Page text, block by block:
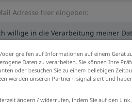
willige in die Verarbeitung meiner
ein.
Forstwirt:in (w/m/d)
greifen auf Informationen auf einem Gerät
Daten zu verarbeiten. Sie können Ihre
oder besuchen Sie zu einem beliebigen
werden unseren Partnern signalisiert und
ändern / widerrufen, indem Sie auf den Link